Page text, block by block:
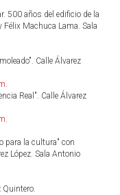
500 años del edificio de la
Félix Machuca Lama. Sala
Calle Álvarez
.
Real". Calle Álvarez
.
para la cultura" con
López. Sala Antonio
Quintero.